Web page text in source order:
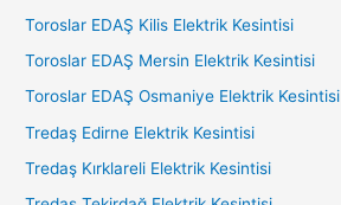
Toroslar EDAŞ Kilis Elektrik Kesintisi
Toroslar EDAŞ Mersin Elektrik Kesintisi
Toroslar EDAŞ Osmaniye Elektrik Kesintisi
Tredaş Edirne Elektrik Kesintisi
Tredaş Kırklareli Elektrik Kesintisi